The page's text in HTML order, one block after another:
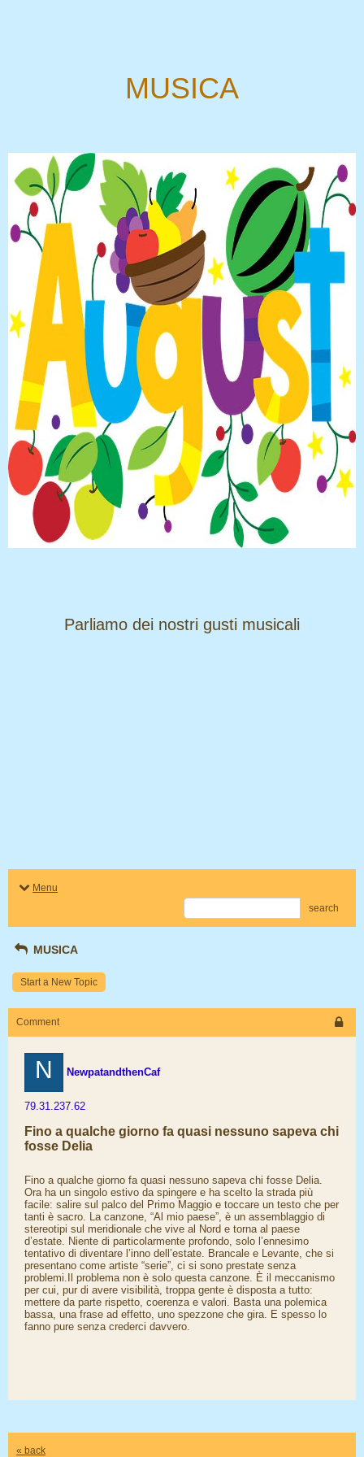
MUSICA
​​​​​​​Parliamo dei nostri gusti musicali
Menu
search
MUSICA
Start a New Topic
Comment
N NewpatandthenCaf
79.31.237.62
Fino a qualche giorno fa quasi nessuno sapeva chi
fosse Delia
Fino a qualche giorno fa quasi nessuno sapeva chi fosse Delia.
Ora ha un singolo estivo da spingere e ha scelto la strada più
facile: salire sul palco del Primo Maggio e toccare un testo che per
tanti è sacro. La canzone, “Al mio paese”, è un assemblaggio di
stereotipi sul meridionale che vive al Nord e torna al paese
d’estate. Niente di particolarmente profondo, solo l’ennesimo
tentativo di diventare l’inno dell’estate. Brancale e Levante, che si
presentano come artiste “serie”, ci si sono prestate senza
problemi.Il problema non è solo questa canzone. È il meccanismo
per cui, pur di avere visibilità, troppa gente è disposta a tutto:
mettere da parte rispetto, coerenza e valori. Basta una polemica
bassa, una frase ad effetto, uno spezzone che gira. E spesso lo
fanno pure senza crederci davvero.
« back